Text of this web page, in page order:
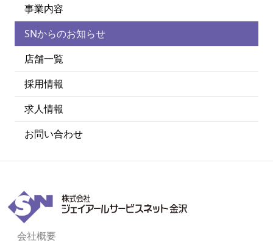
事業内容
SNからのお知らせ
店舗一覧
採用情報
求人情報
お問い合わせ
会社概要